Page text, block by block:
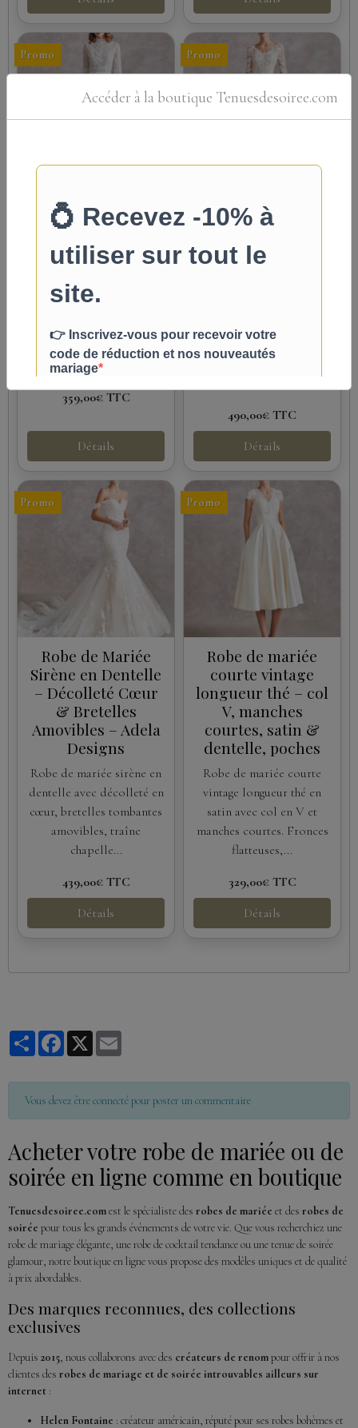
Promo
Robe de Mariée en
Mousseline de Soie
& Dentelle – Adela
Designs
Élégante robe de mariée
en mousseline de soie et
dentelle, avec haut
transparent, manches 3/4,
col...
359,00€ TTC
Détails
Promo
Robe de mariée
style princesse en
dentelle perlée &
tulle champagne –
dentelle ivoire et tulle
champagne, avec col en
490,00€ TTC
Détails
Promo
Robe de Mariée
Sirène en Dentelle
– Décolleté Cœur
& Bretelles
Amovibles – Adela
Designs
Robe de mariée sirène en
dentelle avec décolleté en
cœur, bretelles tombantes
amovibles, traîne
chapelle...
439,00€ TTC
Détails
Promo
Robe de mariée
courte vintage
longueur thé – col
V, manches
courtes, satin &
dentelle, poches
Robe de mariée courte
vintage longueur thé en
satin avec col en V et
manches courtes. Fronces
flatteuses,...
329,00€ TTC
Détails
PartagerFacebook
X
Vous devez être connecté pour poster un commentaire
Acheter votre robe de mariée ou de
soirée en ligne comme en boutique
Tenuesdesoiree.comest le spécialiste des robes de mariée et des robes de
soirée pour tous les grands évènements de votre vie. Que vous recherchiez une
robe de mariage élégante, une robe de cocktail tendance ou une tenue de soirée
glamour, notre boutique en ligne vous propose des modèles uniques et de qualité
à prix abordables.
Des marques reconnues, des collections
exclusives
Depuis 2015, nous collaborons avec des créateurs de renompour offrir à nos
clientes des robes de mariage et de soirée introuvables ailleurs sur
internet :
Helen Fontaine : créateur américain, réputé pour ses robes bohèmes et
Accéder à la boutique Tenuesdesoiree.com